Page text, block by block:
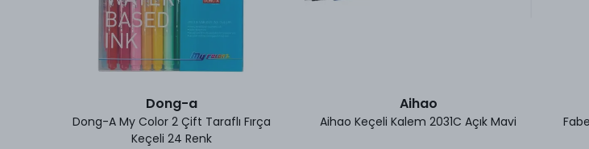
Dong-a
Dong-A My Color 2 Çift Taraflı Fırça
Keçeli 24 Renk
Aihao
Aihao Keçeli Kalem 2031C Açık Mavi